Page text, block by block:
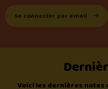
Se connecter par email
Voici les dernières notes